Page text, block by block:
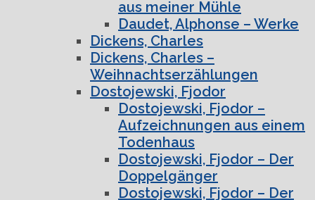
aus meiner Mühle
Daudet, Alphonse – Werke
Dickens, Charles
Dickens, Charles –
Weihnachtserzählungen
Dostojewski, Fjodor
Dostojewski, Fjodor –
Aufzeichnungen aus einem
Todenhaus
Dostojewski, Fjodor – Der
Doppelgänger
Dostojewski, Fjodor – Der